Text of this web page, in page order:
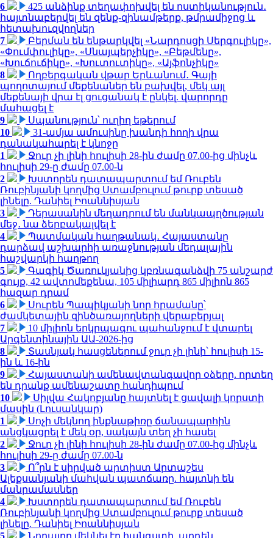
6
425 անձինք տեղափոխվել են ոստիկանություն․
հայտնաբերվել են զենք-զինամթերք, թմրամիջոց և
հետախուզվողներ
7
Բերման են ենթարկվել «Նարդոսցի Սերգուլիկը»,
«Փումփուլիկը», «Սնայպերչիկը», «Բեթմենը»,
«Խուճուճիկը», «Խուտուտիկը», «Այֆոնչիկը»
8
Ողբերգական վթար Երևանում․ Գայի
պողոտայում մեքենաներ են բախվել, մեկ այլ
մեքենայի վրա էլ ցուցանակ է ընկել. վարորդը
մահացել է
9
Սպանություն՝ ուղիղ եթերում
10
31-ամյա ամուսինը խանդի հողի վրա
դանակահարել է կնոջը
1
Ջուր չի լինի հուլիսի 28-ին ժամը 07.00-ից մինչև
հուլիսի 29-ը ժամը 07.00-ն
2
Խստորեն դատապարտում եմ Ռուբեն
Ռուբինյանի կողմից Ստամբուլում թուրք տեսած
լինելը. Դանիել Իոաննիսյան
3
Դերասանին մեղադրում են մանկապղծության
մեջ․ նա ձերբակալվել է
4
Պատմական հաղթանակ․ Հայաստանը
դարձավ աշխարհի առաջնության մեդալային
հաշվարկի հաղթող
5
Գագիկ Ծառուկյանից կբռնագանձվի 75 անշարժ
գույք, 42 ավտոմեքենա, 105 միլիարդ 865 միլիոն 865
հազար դրամ
6
Սուրեն Պապիկյանի նոր հրամանը՝
ժամկետային զինծառայողների վերաբերյալ
7
10 միլիոն երկրպագու պահանջում է վտարել
Արգենտինային ԱԱ-2026-ից
8
Տասնյակ հասցեներում ջուր չի լինի՝ հուլիսի 15-
ին և 16-ին
9
Հայաստանի ամենավտանգավոր օձերը. որտեղ
են դրանք ամենաշատը հանդիպում
10
Սիլվա Հակոբյանը հայտնել է ցավալի կորստի
մասին (Լուսանկար)
1
Սոչի մեկնող ինքնաթիռը ճանապարհին
անցկացրել է մեկ օր, սակայն տեղ չի հասել
2
Ջուր չի լինի հուլիսի 28-ին ժամը 07.00-ից մինչև
հուլիսի 29-ը ժամը 07.00-ն
3
Ո՞րն է սիրված արտիստ Արտաշես
Ալեքսանյանի մահվան պատճառը. հայտնի են
մանրամասներ
4
Խստորեն դատապարտում եմ Ռուբեն
Ռուբինյանի կողմից Ստամբուլում թուրք տեսած
լինելը. Դանիել Իոաննիսյան
5
Նորայրը մեկնել էր հանգստի, արդեն